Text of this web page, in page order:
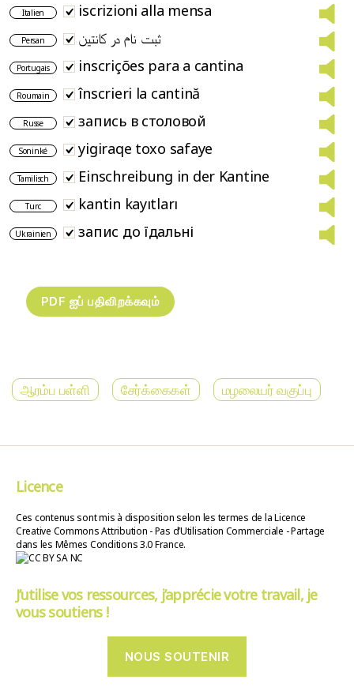
Italien iscrizioni alla mensa
Persan ثبت نام در کانتین
Portugais inscrições para a cantina
Roumain înscrieri la cantină
Russe запись в столовой
Soninké yigiraqe toxo safaye
Tamilisch Einschreibung in der Kantine
Turc kantin kayıtları
Ukrainien запис до їдальні
ஆரம்ப பள்ளி சேர்க்கைகள் மழலையர் வகுப்பு
Licence
Ces contenus sont mis à disposition selon les termes de la Licence
Creative Commons Attribution - Pas d’Utilisation Commerciale - Partage
dans les Mêmes Conditions 3.0 France.
J’utilise vos ressources, j’apprécie votre travail, je
vous soutiens !
NOUS SOUTENIR